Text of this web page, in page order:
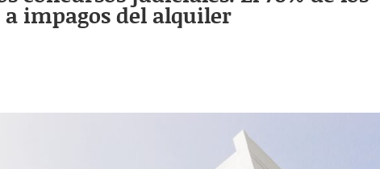
impagos del alquiler